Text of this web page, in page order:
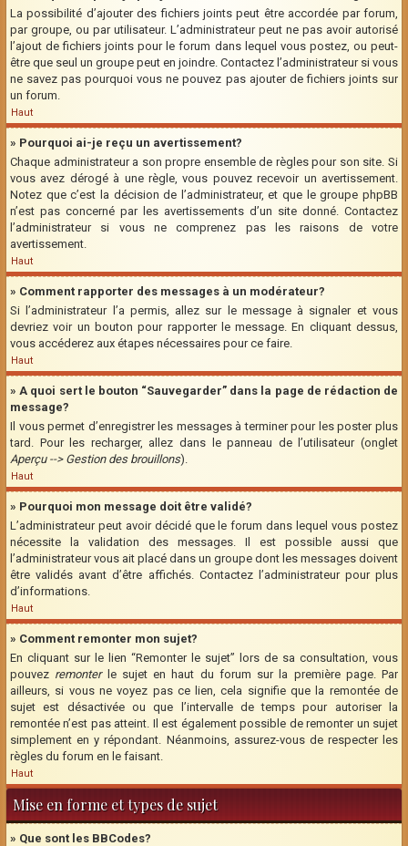
La possibilité d’ajouter des fichiers joints peut être accordée par forum,
par groupe, ou par utilisateur. L’administrateur peut ne pas avoir autorisé
l’ajout de fichiers joints pour le forum dans lequel vous postez, ou peut-
être que seul un groupe peut en joindre. Contactez l’administrateur si vous
ne savez pas pourquoi vous ne pouvez pas ajouter de fichiers joints sur
un forum.
Haut
» Pourquoi ai-je reçu un avertissement?
Chaque administrateur a son propre ensemble de règles pour son site. Si
vous avez dérogé à une règle, vous pouvez recevoir un avertissement.
Notez que c’est la décision de l’administrateur, et que le groupe phpBB
n’est pas concerné par les avertissements d’un site donné. Contactez
l’administrateur si vous ne comprenez pas les raisons de votre
avertissement.
Haut
» Comment rapporter des messages à un modérateur?
Si l’administrateur l’a permis, allez sur le message à signaler et vous
devriez voir un bouton pour rapporter le message. En cliquant dessus,
vous accéderez aux étapes nécessaires pour ce faire.
Haut
» A quoi sert le bouton “Sauvegarder” dans la page de rédaction de
message?
Il vous permet d’enregistrer les messages à terminer pour les poster plus
tard. Pour les recharger, allez dans le panneau de l’utilisateur (onglet
Aperçu --> Gestion des brouillons).
Haut
» Pourquoi mon message doit être validé?
L’administrateur peut avoir décidé que le forum dans lequel vous postez
nécessite la validation des messages. Il est possible aussi que
l’administrateur vous ait placé dans un groupe dont les messages doivent
être validés avant d’être affichés. Contactez l’administrateur pour plus
d’informations.
Haut
» Comment remonter mon sujet?
En cliquant sur le lien “Remonter le sujet” lors de sa consultation, vous
pouvez remonterle sujet en haut du forum sur la première page. Par
ailleurs, si vous ne voyez pas ce lien, cela signifie que la remontée de
sujet est désactivée ou que l’intervalle de temps pour autoriser la
remontée n’est pas atteint. Il est également possible de remonter un sujet
simplement en y répondant. Néanmoins, assurez-vous de respecter les
règles du forum en le faisant.
Haut
Mise en forme et types de sujet
» Que sont les BBCodes?